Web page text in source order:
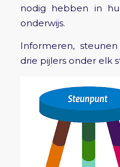
nodig hebben in
onderwijs.
Informeren,
drie pijlers onder elk